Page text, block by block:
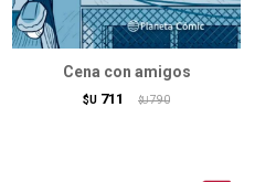
Cena con amigos
$U 711 $U 790